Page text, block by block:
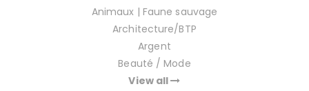
Animaux | Faune sauvage
Architecture/BTP
Argent
Beauté / Mode
View all